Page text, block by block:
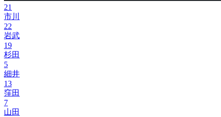
21
市川
22
岩武
19
杉田
5
細井
13
窪田
7
山田